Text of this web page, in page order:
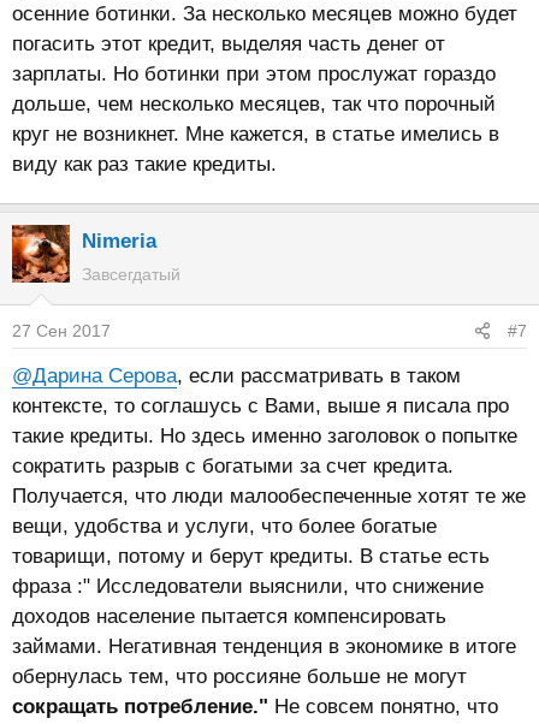
осенние ботинки. За несколько месяцев можно будет
погасить этот кредит, выделяя часть денег от
зарплаты. Но ботинки при этом прослужат гораздо
дольше, чем несколько месяцев, так что порочный
круг не возникнет. Мне кажется, в статье имелись в
виду как раз такие кредиты.
Nimeria
Завсегдатый
27 Сен 2017 #7
@Дарина Серова, если рассматривать в таком
контексте, то соглашусь с Вами, выше я писала про
такие кредиты. Но здесь именно заголовок о попытке
сократить разрыв с богатыми за счет кредита.
Получается, что люди малообеспеченные хотят те же
вещи, удобства и услуги, что более богатые
товарищи, потому и берут кредиты. В статье есть
фраза :" Исследователи выяснили, что снижение
доходов население пытается компенсировать
займами. Негативная тенденция в экономике в итоге
обернулась тем, что россияне больше не могут
сокращать потребление." Не совсем понятно, что